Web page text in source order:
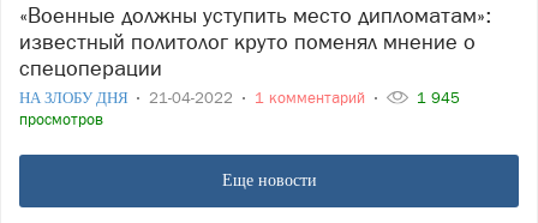
«Военные должны уступить место дипломатам»:
известный политолог круто поменял мнение о
спецоперации
НА ЗЛОБУ ДНЯ 21-04-2022 1 комментарий
1 945
просмотров
Еще новости